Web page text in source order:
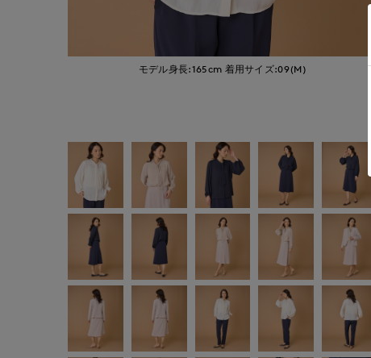
モデル身長:165cm 着用サイズ:09(M)